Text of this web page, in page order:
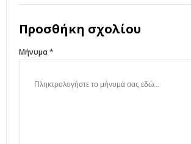
Προσθήκη σχολίου
Μήνυμα *